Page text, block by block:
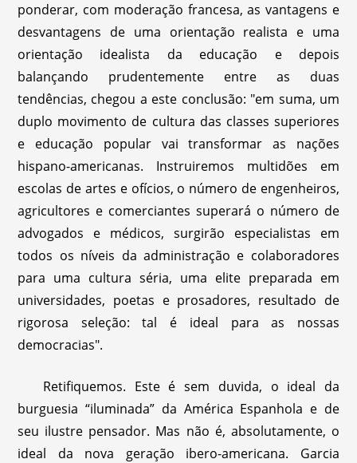
ponderar, com moderação francesa, as vantagens e
desvantagens de uma orientação realista e uma
orientação idealista da educação e depois
balançando prudentemente entre as duas
tendências, chegou a este conclusão: "em suma, um
duplo movimento de cultura das classes superiores
e educação popular vai transformar as nações
hispano-americanas. Instruiremos multidões em
escolas de artes e ofícios, o número de engenheiros,
agricultores e comerciantes superará o número de
advogados e médicos, surgirão especialistas em
todos os níveis da administração e colaboradores
para uma cultura séria, uma elite preparada em
universidades, poetas e prosadores, resultado de
rigorosa seleção: tal é ideal para as nossas
democracias".
Retifiquemos. Este é sem duvida, o ideal da
burguesia “iluminada” da América Espanhola e de
seu ilustre pensador. Mas não é, absolutamente, o
ideal da nova geração ibero-americana. Garcia